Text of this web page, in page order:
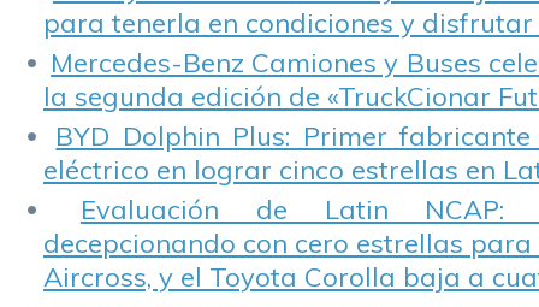
para tenerla en condiciones y disfrutar
Mercedes-Benz Camiones y Buses
la segunda edición de «TruckCionar
BYD Dolphin Plus: Primer
eléctrico en lograr cinco estrellas en
Evaluación de Latin NCAP:
decepcionando con cero estrellas para
Aircross, y el Toyota Corolla baja a